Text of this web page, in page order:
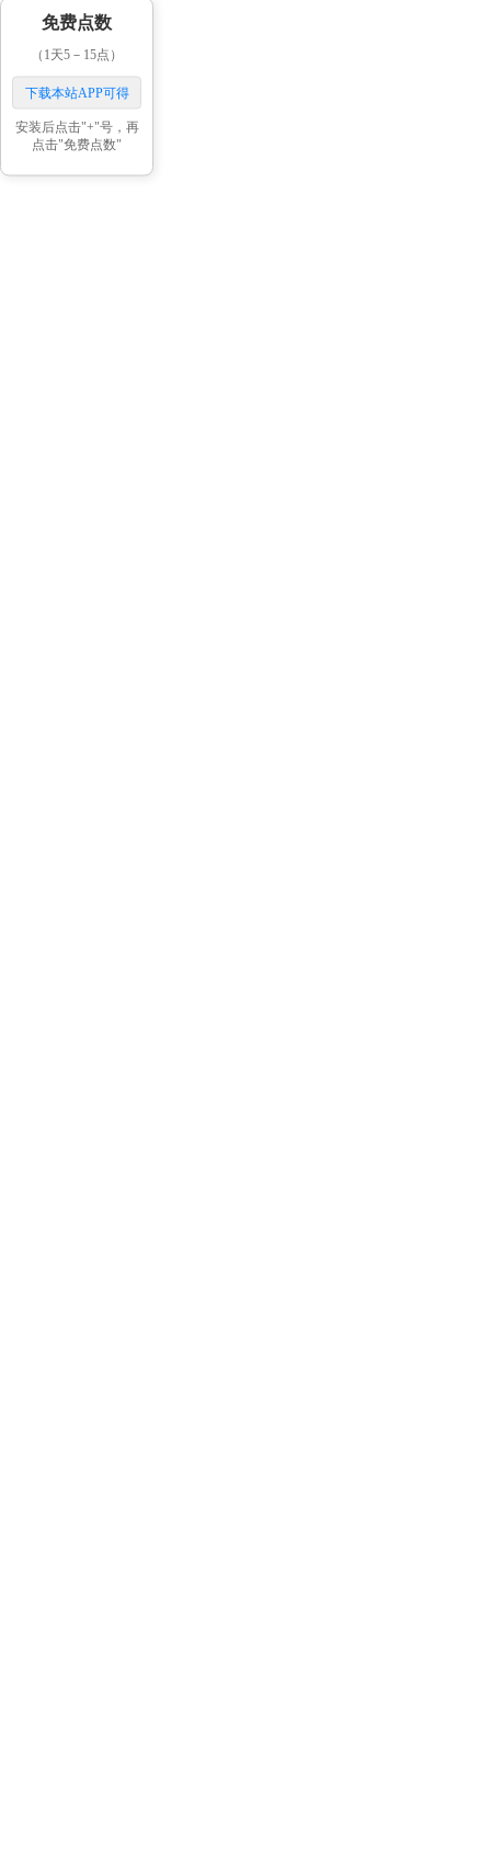
免费点数
（1天5－15点）
下载本站APP可得
安装后点击"+"号，再
点击"免费点数"